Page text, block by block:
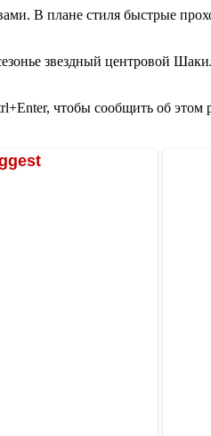
В плане стиля быстрые
звездный центровой
чтобы сообщить об этом